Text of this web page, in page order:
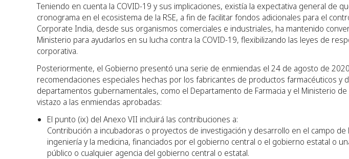
Teniendo en cuenta la COVID-19 y sus implicaciones, existía la expectativa general de
cronograma en el ecosistema de la RSE, a fin de facilitar fondos adicionales para el
Corporate India, desde sus organismos comerciales e industriales, ha mantenido
Ministerio para ayudarlos en su lucha contra la COVID-19, flexibilizando las leyes de
corporativa.
Posteriormente, el Gobierno presentó una serie de enmiendas el 24 de agosto de
recomendaciones especiales hechas por los fabricantes de productos farmacéuticos y
departamentos gubernamentales, como el Departamento de Farmacia y el Ministerio de
vistazo a las enmiendas aprobadas:
El punto (ix) del Anexo VII incluirá las contribuciones a:
Contribución a incubadoras o proyectos de investigación y desarrollo en el campo de
ingeniería y la medicina, financiados por el gobierno central o el gobierno estatal o
público o cualquier agencia del gobierno central o estatal.